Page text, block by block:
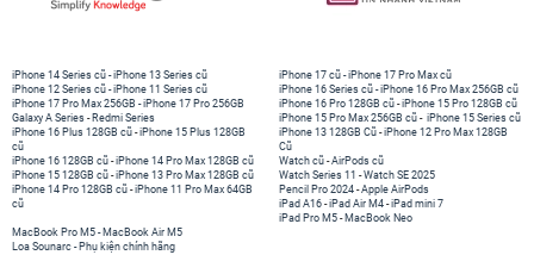
iPhone 14 Series cũ -iPhone 13 Series cũ
iPhone 12 Series cũ -iPhone 11 Series cũ
iPhone 17 Pro Max 256GB -iPhone 17 Pro 256GB
Galaxy A Series - Redmi Series
iPhone 17 cũ -iPhone 17 Pro Max cũ
iPhone 16 Series cũ - iPhone 16 Pro Max 256GB cũ
iPhone 16 Pro 128GB cũ -iPhone 15 Pro 128GB cũ
iPhone 15 Pro Max 256GB cũ - iPhone 15 Series cũ
iPhone 16 Plus 128GB cũ -iPhone 15 Plus 128GB
cũ
iPhone 16 128GB cũ -iPhone 14 Pro Max 128GB cũ
iPhone 15 128GB cũ -iPhone 13 Pro Max 128GB cũ
iPhone 14 Pro 128GB cũ -iPhone 11 Pro Max 64GB
cũ
iPhone 13 128GB Cũ -iPhone 12 Pro Max 128GB
Cũ
Watch cũ -AirPods cũ
Watch Series 11 -Watch SE 2025
Pencil Pro 2024 -Apple AirPods
iPad A16 -iPad Air M4 -iPad mini 7
iPad Pro M5 - MacBook Neo
MacBook Pro M5 - MacBook Air M5
Loa Sounarc - Phụ kiện chính hãng